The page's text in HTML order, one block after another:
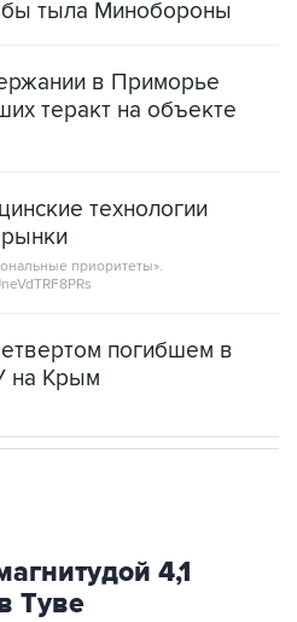
тыла Минобороны
в Приморье
теракт на объекте
технологии
приоритеты».
погибшем в
на Крым
4,1
Туве